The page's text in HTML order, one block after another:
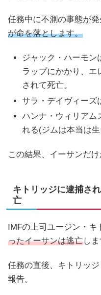
任務中に不測の事態が発
が命を落とします。
ジャック・ハーモン
ラップにかかり、エ
されて死亡。
サラ・デイヴィーズ
ハンナ・ウィリアム
れる(ジムは本当は
この結果、イーサンだけ
キトリッジに逮捕さ
亡
IMFの上司ユージン・キ
ったイーサンは逃亡しま
任務の直後、キトリッ
報告。